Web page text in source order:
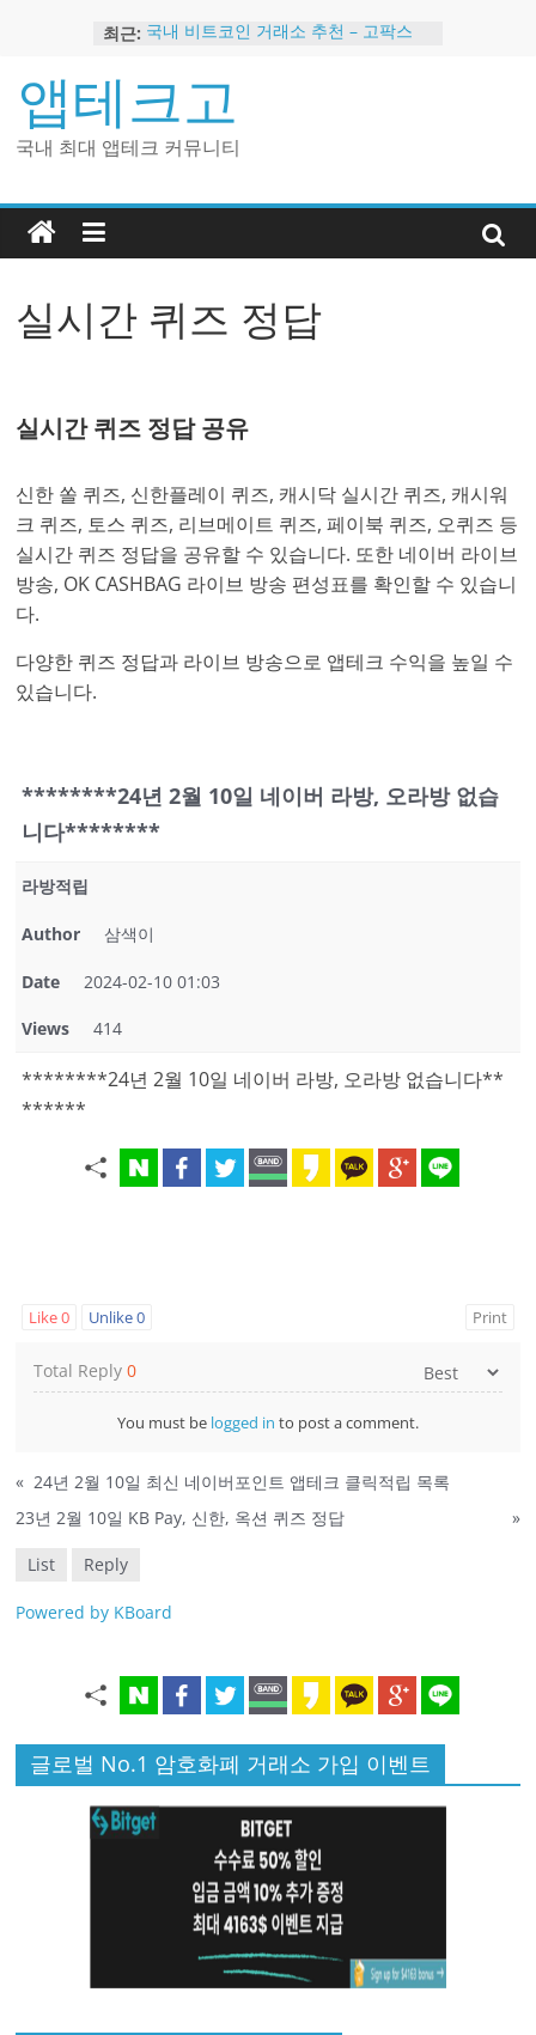
content
최근: 국내 비트코인 거래소 추천 – 고팍스
트
2024 강력히 추천하는 은행 멤버십 현
금 앱테크
해외 코인 거래소 추천 순위 BEST 2
앱테크고
국내 최대 앱테크 커뮤니티
실시간 퀴즈 정답
실시간 퀴즈 정답 공유
신한 쏠 퀴즈, 신한플레이 퀴즈, 캐시닥 실시간 퀴즈, 캐시워
크 퀴즈, 토스 퀴즈, 리브메이트 퀴즈, 페이북 퀴즈, 오퀴즈 등
실시간 퀴즈 정답을 공유할 수 있습니다. 또한 네이버 라이브
방송, OK CASHBAG 라이브 방송 편성표를 확인할 수 있습니
다.
다양한 퀴즈 정답과 라이브 방송으로 앱테크 수익을 높일 수
있습니다.
********24년 2월 10일 네이버 라방, 오라방 없습
니다********
라방적립
Author 삼색이
Date 2024-02-10 01:03
Views 414
********24년 2월 10일 네이버 라방, 오라방 없습니다**
******
Like0 Unlike0 Print
Total Reply0
You must be logged in to post a comment.
« 24년 2월 10일 최신 네이버포인트 앱테크 클릭적립 목록
23년 2월 10일 KB Pay, 신한, 옥션 퀴즈 정답
»
List Reply
Powered by KBoard
글로벌 No.1 암호화폐 거래소 가입 이벤트